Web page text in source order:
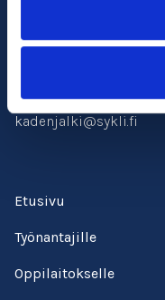
050 529 6428
kadenjalki@sykli.fi
Etusivu
Työnantajille
Oppilaitokselle